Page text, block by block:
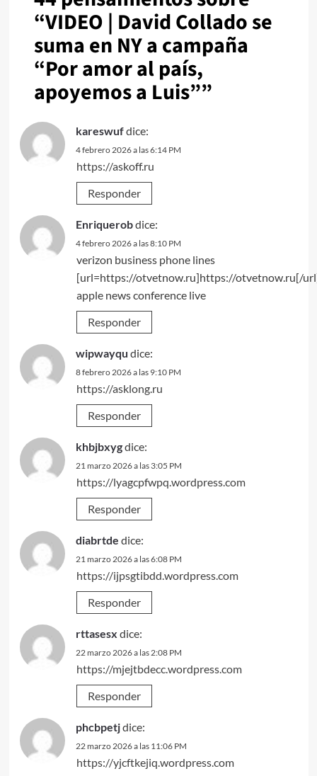
“VIDEO | David Collado se
suma en NY a campaña
“Por amor al país,
apoyemos a Luis””
kareswufdice:
4 febrero 2026 a las 6:14 PM
https://askoff.ru
Responder
Enriquerobdice:
4 febrero 2026 a las 8:10 PM
verizon business phone lines
[url=https://otvetnow.ru]https://otvetnow.ru[/
apple news conference live
Responder
wipwayqu dice:
8 febrero 2026 a las 9:10 PM
https://asklong.ru
Responder
khbjbxygdice:
21 marzo 2026 a las 3:05 PM
https://lyagcpfwpq.wordpress.com
Responder
diabrtde dice:
21 marzo 2026 a las 6:08 PM
https://ijpsgtibdd.wordpress.com
Responder
rttasesx dice:
22 marzo 2026 a las 2:08 PM
https://mjejtbdecc.wordpress.com
Responder
phcbpetjdice:
22 marzo 2026 a las 11:06 PM
https://yjcftkejiq.wordpress.com